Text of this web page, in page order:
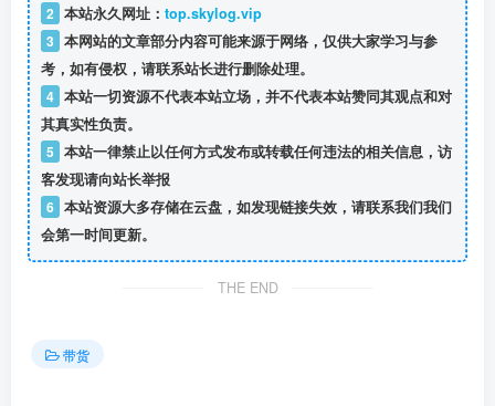
2 本站永久网址： top.skylog.vip
3 本网站的文章部分内容可能来源于网络，仅供大家学习与参
考，如有侵权，请联系站长进行删除处理。
4 本站一切资源不代表本站立场，并不代表本站赞同其观点和对
其真实性负责。
5 本站一律禁止以任何方式发布或转载任何违法的相关信息，访
客发现请向站长举报
6 本站资源大多存储在云盘，如发现链接失效，请联系我们我们
会第一时间更新。
THE END
带货